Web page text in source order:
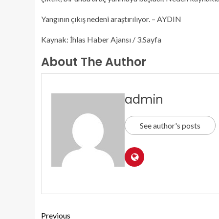
Yangının çıkış nedeni araştırılıyor. – AYDIN
Kaynak: İhlas Haber Ajansı / 3.Sayfa
About The Author
admin
See author's posts
Previous